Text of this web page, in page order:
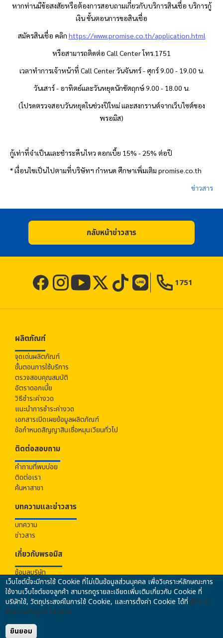
หากท่านมีข้อสงสัยหรือต้องการสอบถามเกี่ยวกับบริการสินเชื่อ บริการกู้
เงิน ขั้นตอนการขอสินเชื่อ
สมัครสินเชื่อ คลิก https://www.promise.co.th/application.html
หรือสามารถติดต่อ Call Center โทร.1751
เวลาทำการเจ้าหน้าที่ Call Center วันจันทร์ - ศุกร์ 9.00 - 19.00 น.
วันเสาร์ - อาทิตย์และวันหยุดนักขัตฤกษ์ 9.00 - 18.00 น.
(โปรดตรวจสอบวันหยุดในช่วงปีใหม่ และสงกรานต์จากเว็บไซต์ของ
พรอมิส)
กู้เท่าที่จำเป็นและชำระคืนไหว ดอกเบี้ย 15% - 25% ต่อปี
* เงื่อนไขเป็นไปตามที่บริษัทฯ กำหนด ศึกษาเพิ่มเติม promise.co.th
ข่าวสาร
กลับหน้าข่าวสาร
1751
ผลิตภัณฑ์
จุดเด่นผลิตภัณฑ์
ขั้นตอนการใช้บริการ
ตรวจสอบคุณสมบัติ
อัตราดอกเบี้ย
วิธีชำระค่างวด
แนะนำการชำระค่างวด
เอกสารเปิดเผยข้อมูลผลิตภัณฑ์
ข้อกำหนดสัญญาสินเชื่อหมุนเวียนทั่วไป
ติดต่อสอบถาม
คำถามที่พบบ่อย
ติดต่อเรา
ค้นหาสาขา
บทความและข่าวสาร
บทความ
ข่าวสาร
เกี่ยวกับพรอมิส
ข้อมูลบริษัท
ร่วมงานกับเรา
นโยบายคุ้มครองข้อมูลส่วนบุคคล
นโยบายความปลอดภัยของข้อมูล
นโยบายการป้องกันและปราบปรามการฟอกเงินฯ
ข้อมูลคุณภาพการให้บริการ
เว็บไซต์นี้จะมีการใช้ Cookie ที่ไม่เป็นข้อมูลส่วนบุคคล เพื่อวิเคราะห์ลักษณะการ
ใช้งานเว็บไซต์ของลูกค้า สามารถดูรายละเอียดเพิ่มเติมเกี่ยวกับ Cookie ที่
บริษัทใช้, วัตถุประสงค์ในการใช้ Cookie, และการตั้งค่า Cookie ได้ที่นโยบาย
คุ้มครองข้อมูลส่วนบุคคล
ยินยอม